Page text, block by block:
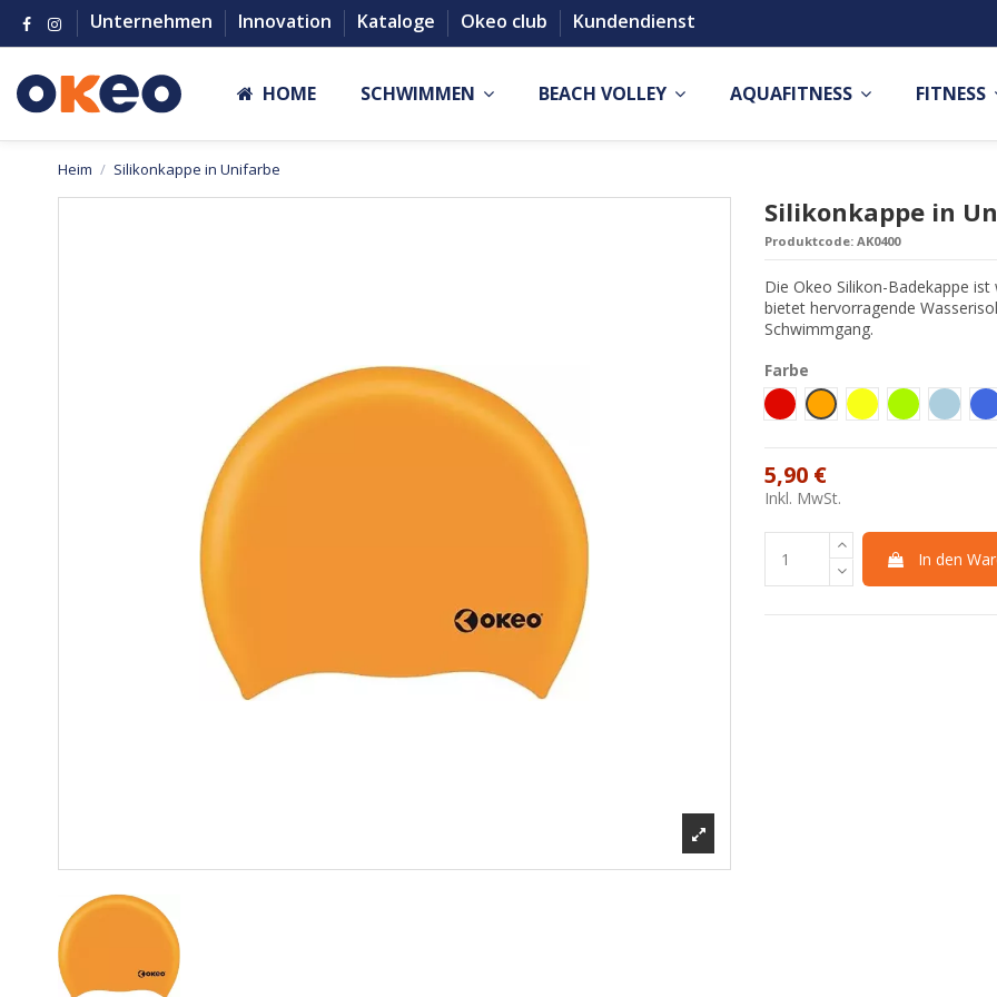
Unternehmen Innovation Kataloge Okeo club Kundendienst
HOME SCHWIMMEN BEACH VOLLEY AQUAFITNESS FITNESS
Heim Silikonkappe in Unifarbe
Silikonkappe in
Produktcode: AK0400
Die Okeo Silikon-Badekappe
bietet hervorragende
Schwimmgang.
Farbe
Rosso
ArancioneGiallo FluoVerde fluo
Celeste
5,90 €
Inkl. MwSt.
In den